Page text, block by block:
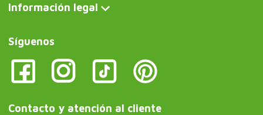
Información legal
Síguenos
Contacto y atención al cliente